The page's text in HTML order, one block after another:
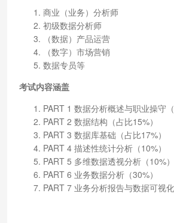
商业（业务）分析师
初级数据分析师
（数据）产品运营
（数字）市场营销
数据专员等
考试内容涵盖
PART 1 数据分析概述与职业操守（
PART 2 数据结构（占比15%）
PART 3 数据库基础（占比17%）
PART 4 描述性统计分析（10%）
PART 5 多维数据透视分析（10%）
PART 6 业务数据分析（30%）
PART 7 业务分析报告与数据可视